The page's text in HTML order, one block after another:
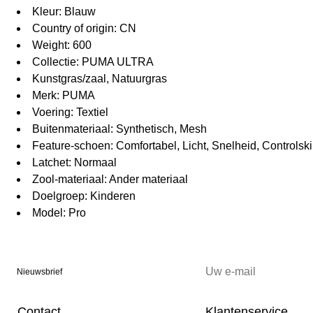
Kleur: Blauw
Country of origin: CN
Weight: 600
Collectie: PUMA ULTRA
Kunstgras/zaal, Natuurgras
Merk: PUMA
Voering: Textiel
Buitenmateriaal: Synthetisch, Mesh
Feature-schoen: Comfortabel, Licht, Snelheid,
Latchet: Normaal
Zool-materiaal: Ander materiaal
Doelgroep: Kinderen
Model: Pro
Nieuwsbrief